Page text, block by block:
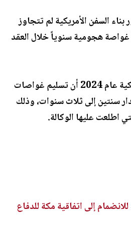
السفن الأمريكية لم تتجاوز
في المتوسط تسليم 1.4 غواصة هجومية سنوياً خلال العقد
كما أعلنت البحرية الأمريكية عام 2024 أن تسليم غواصات
سنتين إلى ثلاث سنوات، وذلك
اطلعت عليها الوكالة.
إلى اتفاقية مكة للدفاع